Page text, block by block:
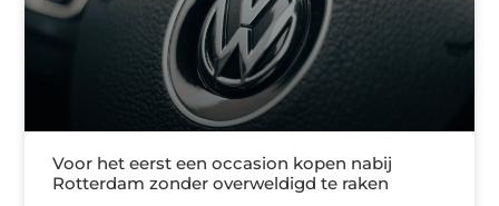
Voor het eerst een occasion kopen nabij
Rotterdam zonder overweldigd te raken